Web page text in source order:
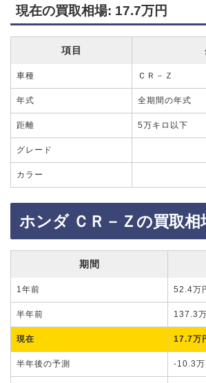
現在の買取相場: 17.7万円
項目
車種 ＣＲ－Ｚ
年式 全期間の年式
距離 5万キロ以下
グレード
カラー
ホンダ ＣＲ－Ｚの買取相
期間
1年前 52.4万
半年前 137.3
現在 17.7万
半年後の予測 -10.3万